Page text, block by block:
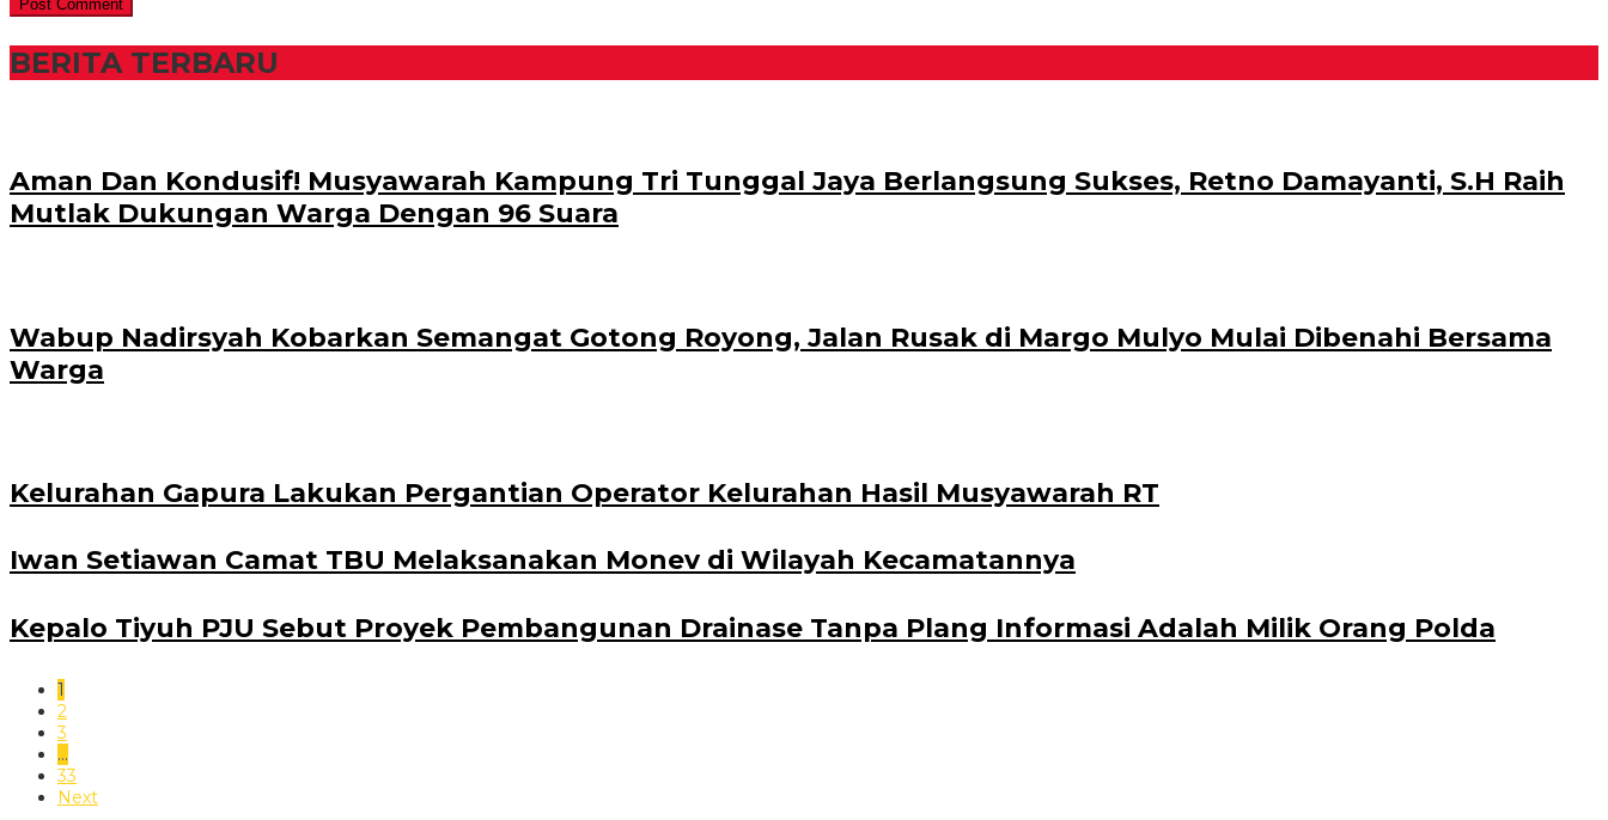
BERITA TERBARU
Aman Dan Kondusif! Musyawarah Kampung Tri Tunggal Jaya Berlangsung Sukses, Retno Damayanti, S.H Raih
Mutlak Dukungan Warga Dengan 96 Suara
Wabup Nadirsyah Kobarkan Semangat Gotong Royong, Jalan Rusak di Margo Mulyo Mulai Dibenahi Bersama
Warga
Kelurahan Gapura Lakukan Pergantian Operator Kelurahan Hasil Musyawarah RT
Iwan Setiawan Camat TBU Melaksanakan Monev di Wilayah Kecamatannya
Kepalo Tiyuh PJU Sebut Proyek Pembangunan Drainase Tanpa Plang Informasi Adalah Milik Orang Polda
1
2
3
…
33
Next